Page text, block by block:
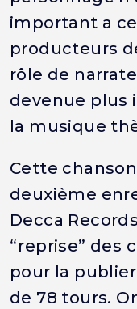
important a
producteurs
rôle de
devenue plus
la musique
Cette
deuxième
Decca
“reprise” des
pour la
de 78 tours.